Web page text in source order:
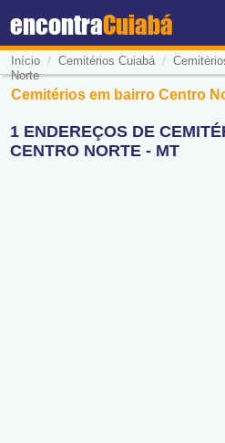
encontraCuiabá
Início / Cemitérios Cuiabá/
Norte
Cemitérios em bairro Centro
1 ENDEREÇOS DE
CENTRO NORTE - MT